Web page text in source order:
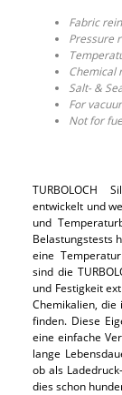
Fabric
Pressure
Chemical
Salt- &
For
Not for
TURBOLOCH
entwickelt und
und
Belastungstests
eine
sind die
und Festigkeit
Chemikalien,
finden. Diese
eine einfache
lange
ob als
dies schon